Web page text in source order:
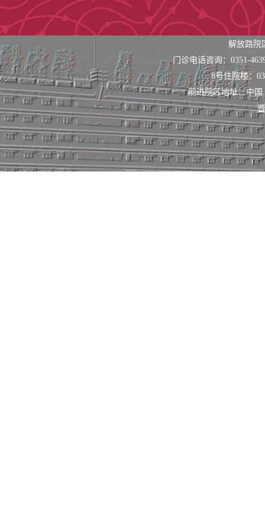
解放路
门诊电话咨询：0351-
8号住院楼：
前进院区地址：中